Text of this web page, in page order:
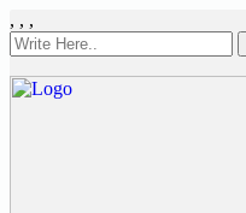
, , ,